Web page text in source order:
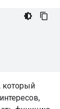
который